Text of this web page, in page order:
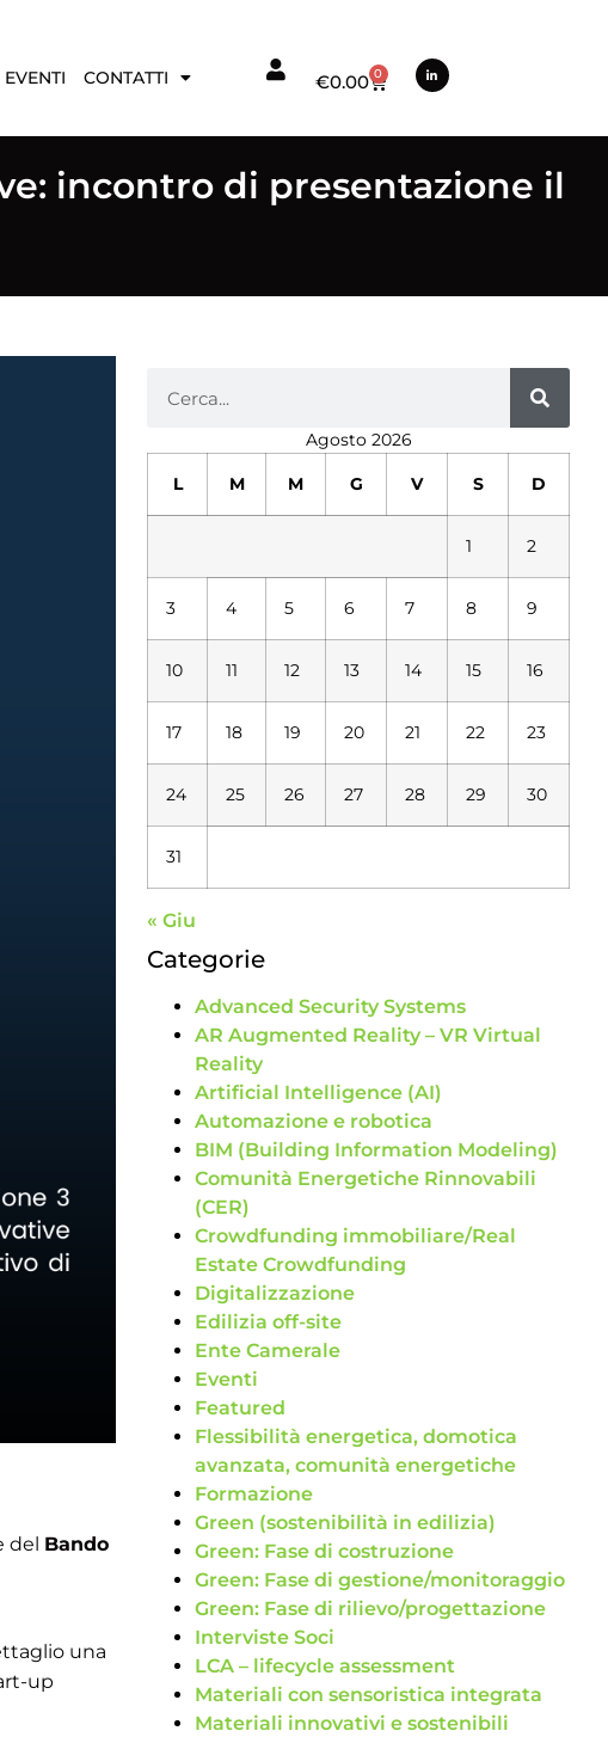
EVENTI CONTATTI €0.00 0
incontro di presentazione il
del Bando
una
up
Agosto 2026
L M M G V S D
1 2
3 4 5 6 7 8 9
10 11 12 13 14 15 16
17 18 19 20 21 22 23
24 25 26 27 28 29 30
31
« Giu
Categorie
Advanced Security Systems
AR Augmented Reality – VR Virtual
Reality
Artificial Intelligence (AI)
Automazione e robotica
BIM (Building Information Modeling)
Comunità Energetiche Rinnovabili
(CER)
Crowdfunding immobiliare/Real
Estate Crowdfunding
Digitalizzazione
Edilizia off-site
Ente Camerale
Eventi
Featured
Flessibilità energetica, domotica
avanzata, comunità energetiche
Formazione
Green (sostenibilità in edilizia)
Green: Fase di costruzione
Green: Fase di gestione/monitoraggio
Green: Fase di rilievo/progettazione
Interviste Soci
LCA – lifecycle assessment
Materiali con sensoristica integrata
Materiali innovativi e sostenibili